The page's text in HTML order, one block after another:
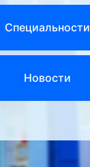
Специальности
Новости